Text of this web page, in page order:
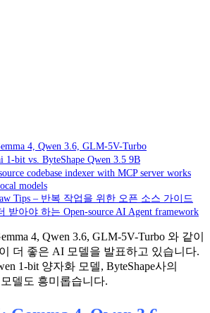
4, Qwen 3.6, GLM-5V-Turbo
1-bit vs. ByteShape Qwen 3.5 9B
codebase indexer with MCP server works
models
Tips – 반복 작업을 위한 오픈 소스 가이드
받아야 하는 Open-source AI Agent framework
4, Qwen 3.6, GLM-5V-Turbo 와 같이
더 좋은 AI 모델을 발표하고 있습니다.
1-bit 양자화 모델, ByteShape사의
델도 흥미롭습니다.